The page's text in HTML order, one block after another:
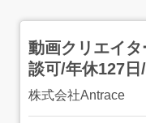
動画クリエイ
談可/年休127
株式会社Antrace